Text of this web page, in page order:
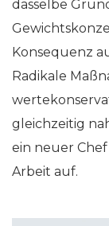
dasselbe
Konsequenz
Radikale
gleichzeitig
ein neuer
Arbeit auf.